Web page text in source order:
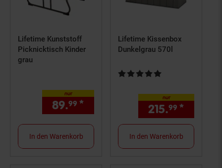
Lifetime Kunststoff
Picknicktisch Kinder
grau
nur
89.99 * € Sternchen
In den Warenkorb
Lifetime Kissenbox
Dunkelgrau 570l
Kundenbewertung: 4,76 von 5
nur
215.99 *
In den Warenkorb